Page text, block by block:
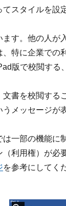
スタイルを設
す。他の人が
、特に企業での
版で校閲する
文書を校閲する
メッセージが
は一部の機能に
利用権）が必
を参考にしてく